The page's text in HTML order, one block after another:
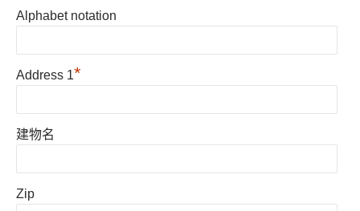
Alphabet notation
Address 1*
建物名
Zip